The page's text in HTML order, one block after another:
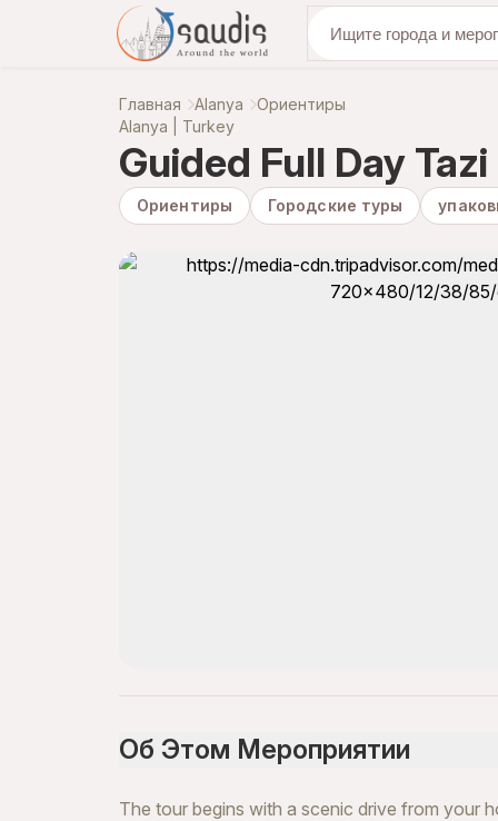
откройте для
Главная Alanya Ориентиры
Alanya | Turkey
Guided Full Day
Ориентиры Городские туры
Об Этом Мероприятии
The tour begins with a scenic drive from your